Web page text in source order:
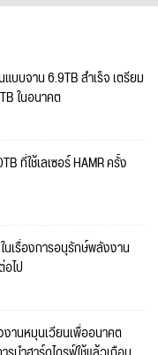
บบจาน 6.9TB สำเร็จ เตรียม
ในอนาคต
ที่ใช้เลเซอร์ HAMR ครั้ง
นเรื่องการอนุรักษ์พลังงาน
ไป
านหมุนเวียนเพื่ออนาคต